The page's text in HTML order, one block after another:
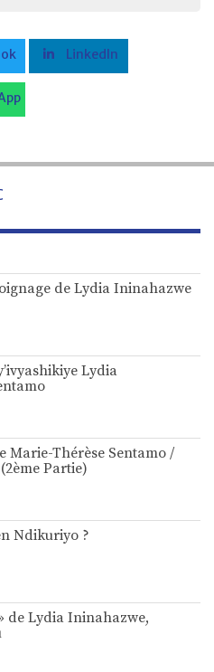
LinkedIn
de Lydia Ininahazwe
Lydia
Marie-Thérèse Sentamo /
Partie)
Ndikuriyo ?
de Lydia Ininahazwe,